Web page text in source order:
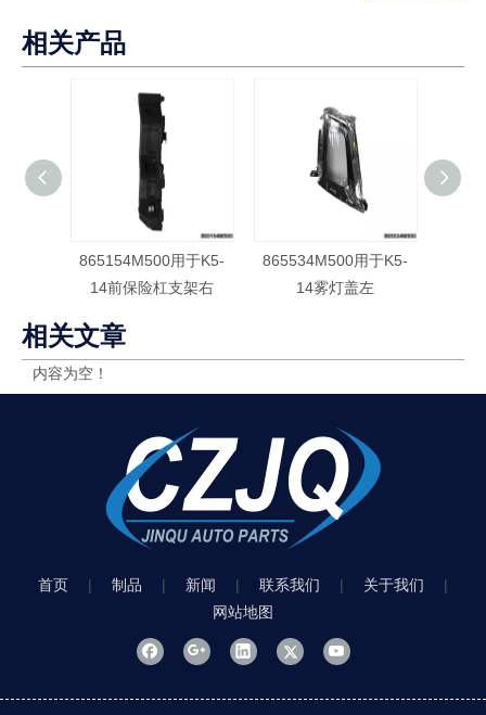
相关产品
865154M500用于K5-
14前保险杠支架右
865534M500用于K5-
14雾灯盖左
相关文章
内容为空！
首页 | 制品 | 新闻 | 联系我们 | 关于我们
|
网站地图